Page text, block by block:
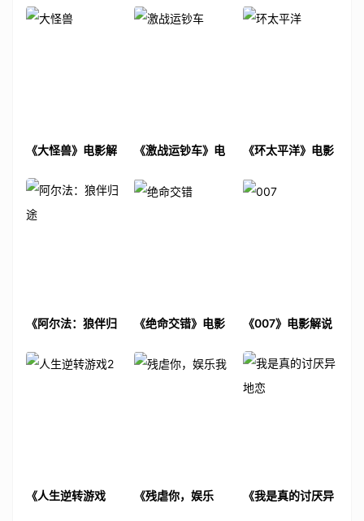
《大怪兽》电影解
《激战运钞车》电
《环太平洋》电影
《阿尔法：狼伴归
《绝命交错》电影
《007》电影解说
《人生逆转游戏
《残虐你，娱乐
《我是真的讨厌异